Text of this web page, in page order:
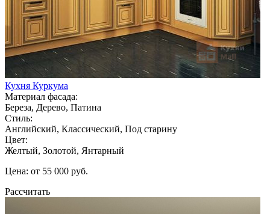
Кухня Куркума
Материал фасада:
Береза, Дерево, Патина
Стиль:
Английский, Классический, Под старину
Цвет:
Желтый, Золотой, Янтарный
Цена: от 55 000 руб.
Рассчитать